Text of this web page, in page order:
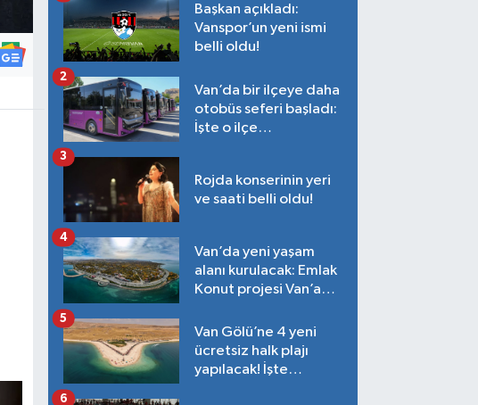
Başkan açıkladı:
Vanspor’un yeni ismi
belli oldu!
Van’da bir ilçeye daha
otobüs seferi başladı:
İşte o ilçe…
2
Rojda konserinin yeri
ve saati belli oldu!
3
Van’da yeni yaşam
alanı kurulacak: Emlak
Konut projesi Van’a
4
Van Gölü’ne 4 yeni
ücretsiz halk plajı
yapılacak! İşte
5
6